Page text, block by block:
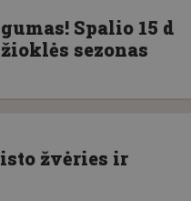
Spalio 15 d
sezonas
žvėries ir